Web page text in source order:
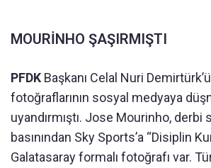
MOURİNHO ŞAŞIRMIŞTI
PFDK Başkanı Celal Nuri
fotoğraflarının sosyal medyaya
uyandırmıştı. Jose Mourinho, derbi
basınından Sky Sports’a “Disiplin
Galatasaray formalı fotoğrafı var.